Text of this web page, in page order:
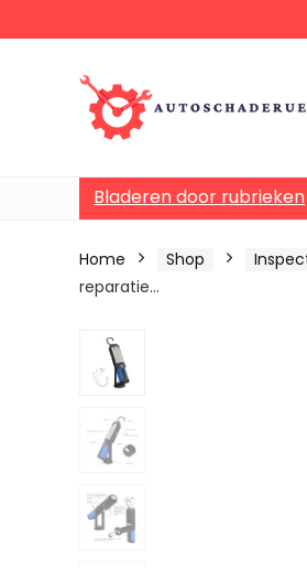
Bladeren door rubrieken
Home Shop
reparatie…